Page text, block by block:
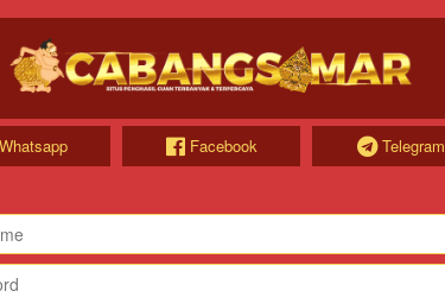
Whatsapp Facebook Telegram